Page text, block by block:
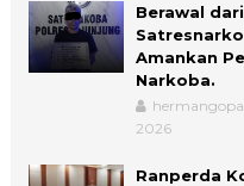
Berawal
Amankan
Narkoba.
2026
Ranperda